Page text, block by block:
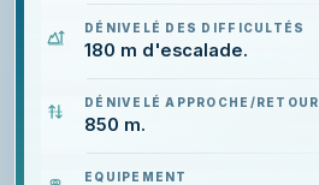
DÉNIVELÉ DES DIFFICULTÉS
180 m d'escalade.
DÉNIVELÉ APPROCHE/RETOUR
850 m.
EQUIPEMENT